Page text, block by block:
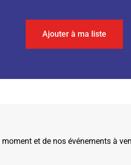
Ajouter à ma liste
et de nos événements à